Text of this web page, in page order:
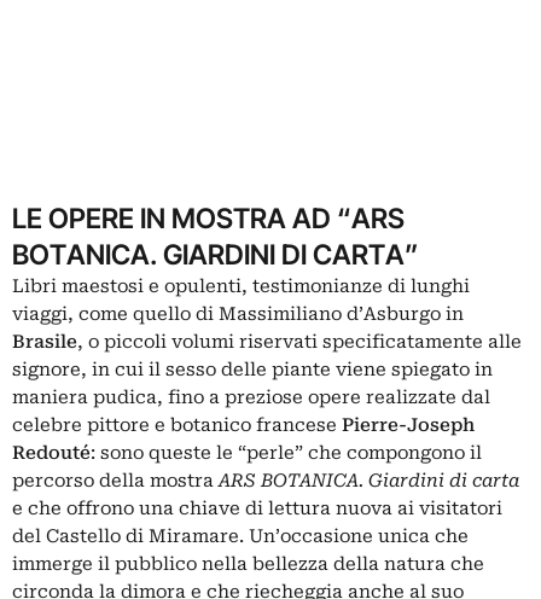
LE OPERE IN MOSTRA AD “ARS
BOTANICA. GIARDINI DI CARTA”
Libri maestosi e opulenti, testimonianze di lunghi
viaggi, come quello di Massimiliano d’Asburgo in
Brasile, o piccoli volumi riservati specificatamente alle
signore, in cui il sesso delle piante viene spiegato in
maniera pudica, fino a preziose opere realizzate dal
celebre pittore e botanico francese Pierre-Joseph
Redouté: sono queste le “perle” che compongono il
percorso della mostraARS BOTANICA. Giardini di carta
e che offrono una chiave di lettura nuova ai visitatori
del Castello di Miramare. Un’occasione unica che
immerge il pubblico nella bellezza della natura che
circonda la dimora e che riecheggia anche al suo